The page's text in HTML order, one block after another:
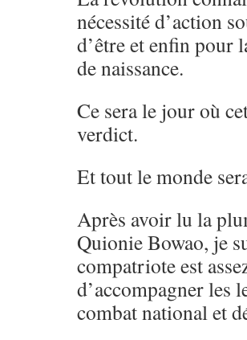
nécessité d’action
d’être et enfin pour
de naissance.
Ce sera le jour où
verdict.
Et tout le monde
Après avoir lu la
Quionie Bowao, je
compatriote est
d’accompagner les
combat national et